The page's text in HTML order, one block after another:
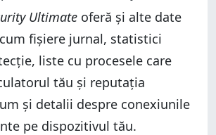
Ultimate oferă și alte date
fișiere jurnal, statistici
liste cu procesele care
tău și reputația
și detalii despre conexiunile
pe dispozitivul tău.